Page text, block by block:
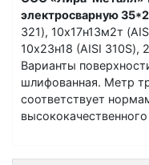
электросварную
321), 10х17н13м2т
10х23н18 (AISI 310S),
Варианты
шлифованная. Метр
соответствует